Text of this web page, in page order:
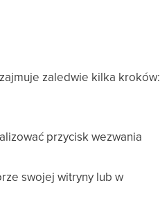
zaledwie kilka kroków:
przycisk wezwania
swojej witryny lub w